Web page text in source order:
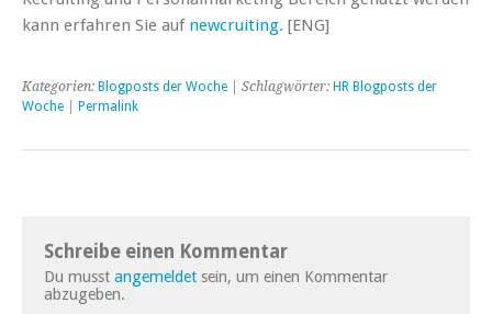
kann erfahren Sie auf newcruiting. [ENG]
Kategorien: Blogposts der Woche | Schlagwörter: HR Blogposts der
Woche
Permalink
Schreibe einen Kommentar
Du musst angemeldet sein, um einen Kommentar
abzugeben.